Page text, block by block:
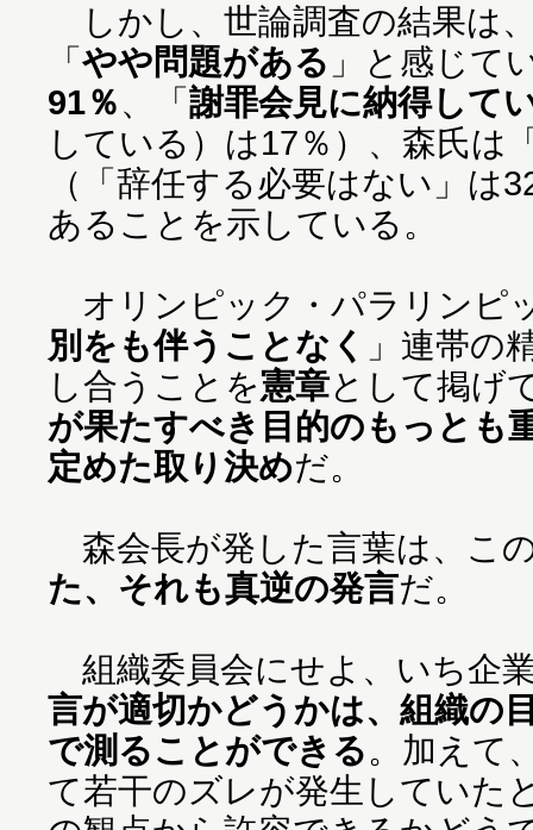
しかし、世論調査の結果は
「やや問題がある 」と感じて
91％、「謝罪会見に納得して
している）は17％）、森氏は
（「辞任する必要はない」は
あることを示している。
オリンピック・パラリンピ
別をも伴うことなく
」連帯の
し合うことを憲章として掲げ
が果たすべき目的のもっとも
定めた取り決めだ。
森会長が発した言葉は、こ
た、それも真逆の発言だ。
組織委員会にせよ、いち企
言が適切かどうかは、組織の
で測ることができる。加えて
て若干のズレが発生していた